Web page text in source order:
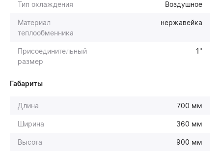
Тип охлаждения Воздушное
Материал
теплообменника
нержавейка
Присоединительный
размер
1"
Габариты
Длина 700 мм
Ширина 360 мм
Высота 900 мм